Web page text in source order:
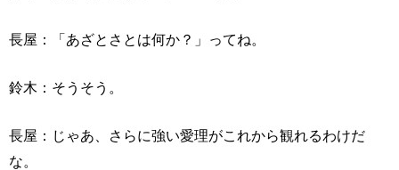
長屋：「あざとさとは何か？」ってね。
鈴木：そうそう。
長屋：じゃあ、さらに強い愛理がこれから観れるわけだ
な。